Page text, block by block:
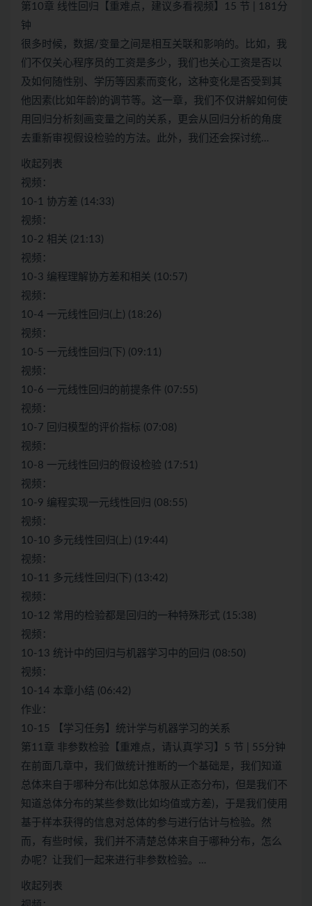
第10章 线性回归【重难点，建议多看视频】15 节 | 181分
钟
很多时候，数据/变量之间是相互关联和影响的。比如，我
们不仅关心程序员的工资是多少，我们也关心工资是否以
及如何随性别、学历等因素而变化，这种变化是否受到其
他因素(比如年龄)的调节等。这一章，我们不仅讲解如何使
用回归分析刻画变量之间的关系，更会从回归分析的角度
去重新审视假设检验的方法。此外，我们还会探讨统…
收起列表
视频：
10-1 协方差 (14:33)
视频：
10-2 相关 (21:13)
视频：
10-3 编程理解协方差和相关 (10:57)
视频：
10-4 一元线性回归(上) (18:26)
视频：
10-5 一元线性回归(下) (09:11)
视频：
10-6 一元线性回归的前提条件 (07:55)
视频：
10-7 回归模型的评价指标 (07:08)
视频：
10-8 一元线性回归的假设检验 (17:51)
视频：
10-9 编程实现一元线性回归 (08:55)
视频：
10-10 多元线性回归(上) (19:44)
视频：
10-11 多元线性回归(下) (13:42)
视频：
10-12 常用的检验都是回归的一种特殊形式 (15:38)
视频：
10-13 统计中的回归与机器学习中的回归 (08:50)
视频：
10-14 本章小结 (06:42)
作业：
10-15 【学习任务】统计学与机器学习的关系
第11章 非参数检验【重难点，请认真学习】5 节 | 55分钟
在前面几章中，我们做统计推断的一个基础是，我们知道
总体来自于哪种分布(比如总体服从正态分布)，但是我们不
知道总体分布的某些参数(比如均值或方差)，于是我们使用
基于样本获得的信息对总体的参与进行估计与检验。然
而，有些时候，我们并不清楚总体来自于哪种分布，怎么
办呢？让我们一起来进行非参数检验。…
收起列表